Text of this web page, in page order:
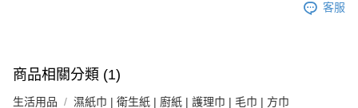
客服
商品相關分類 (1)
生活用品 濕紙巾 | 衛生紙 | 廚紙 | 護理巾 | 毛巾 | 方巾